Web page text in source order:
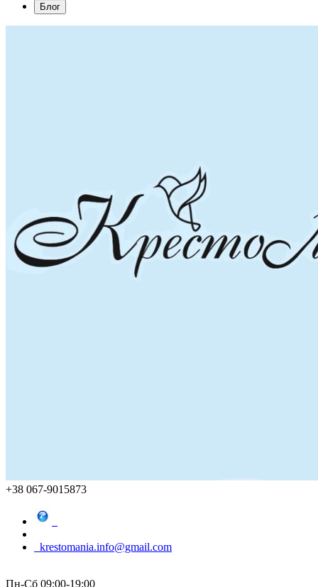
Блог
+38 067-9015873
krestomania.info@gmail.com
Пн-Сб 09:00-19:00